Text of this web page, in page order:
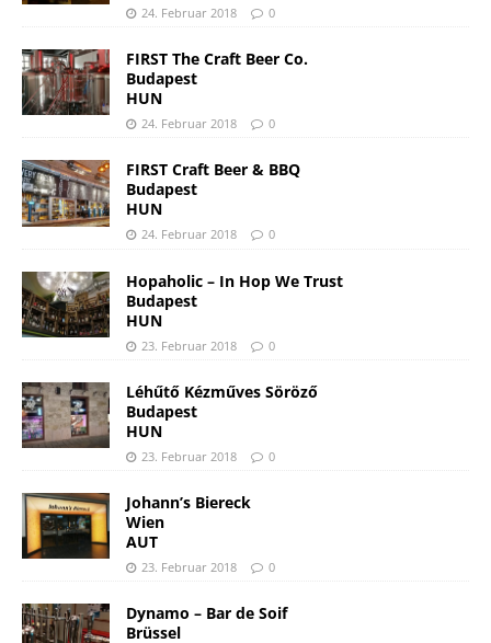
24. Februar 2018 0
FIRST The Craft Beer Co.
Budapest
HUN
24. Februar 2018 0
FIRST Craft Beer & BBQ
Budapest
HUN
24. Februar 2018 0
Hopaholic – In Hop We Trust
Budapest
HUN
23. Februar 2018 0
Léhűtő Kézműves Söröző
Budapest
HUN
23. Februar 2018 0
Johann’s Biereck
Wien
AUT
23. Februar 2018 0
Dynamo – Bar de Soif
Brüssel